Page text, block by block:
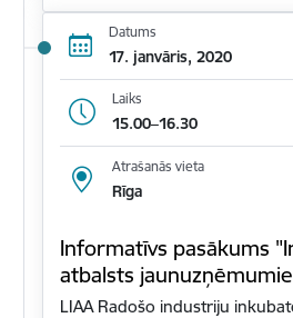
Datums
17. janvāris, 2020
Laiks
15.00–16.30
Atrašanās vieta
Rīga
Informatīvs pasākums
atbalsts
LIAA Radošo industriju